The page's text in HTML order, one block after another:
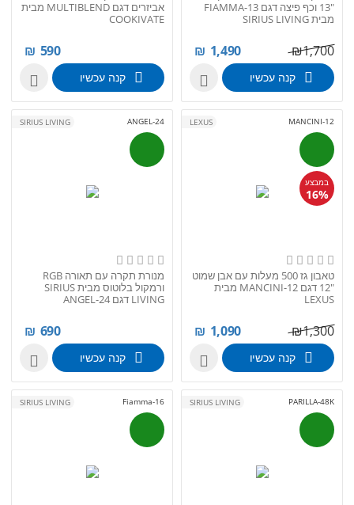
"13 וכף פיצה דגם FIAMMA-13
מבית SIRIUS LIVING
1,700
₪
1,490
₪
קנה עכשיו 
אביזרים דגם MULTIBLEND מבית
COOKIVATE
590
₪
קנה עכשיו 
MANCINI-12
במבצע
16%
LEXUS
טאבון גז 500 מעלות עם אבן שמוט
"12 דגם MANCINI-12 מבית
LEXUS
1,300
₪
1,090
₪
קנה עכשיו 
ANGEL-24
SIRIUS LIVING
מנורת תקרה עם תאורה RGB
ורמקול בלוטוס מבית SIRIUS
LIVING דגם ANGEL-24
690
₪
קנה עכשיו 
PARILLA-48K
SIRIUS LIVING
Fiamma-16
SIRIUS LIVING